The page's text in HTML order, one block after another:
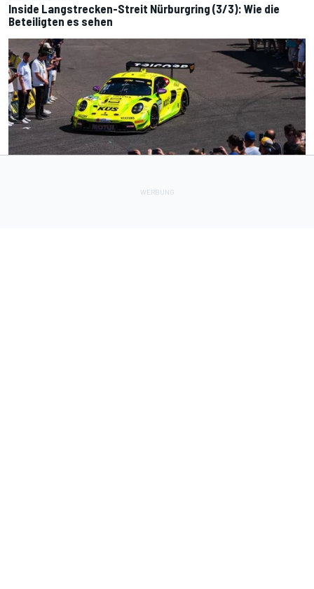
Inside Langstrecken-Streit Nürburgring (3/3): Wie die
Beteiligten es sehen